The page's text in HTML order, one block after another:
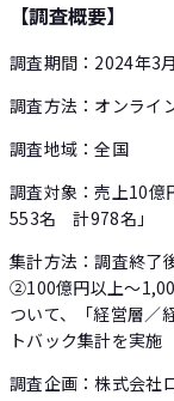
【調査概要】
調査期間：2024年3
調査方法：オンライ
調査地域：全国
調査対象：売上10億
553名 計978名」
集計方法：調査終了
②100億円以上～
ついて、「経営層／
トバック集計を実施
調査企画：株式会社